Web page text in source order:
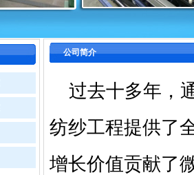
公司简介
过去十多年，
纺纱工程提供了
增长价值贡献了